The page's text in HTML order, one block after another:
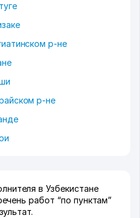
р-не
р-не
в Узбекистане
работ “по пунктам”